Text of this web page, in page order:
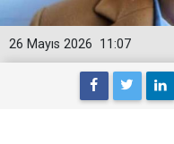
11:07
26 Mayıs 2026